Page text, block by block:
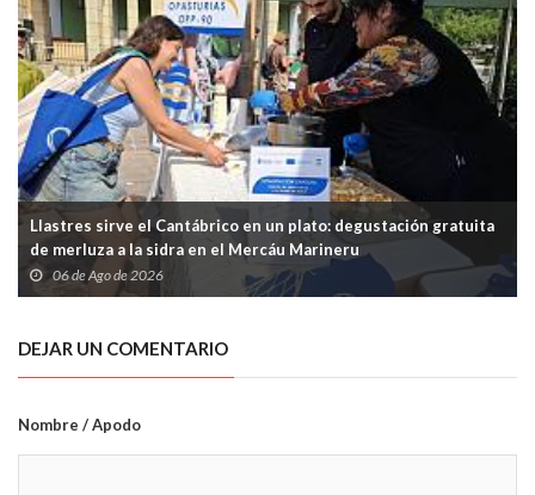
Llastres sirve el Cantábrico en un plato: degustación gratuita
de merluza a la sidra en el Mercáu Marineru
06 de Ago de 2026
DEJAR UN COMENTARIO
Nombre / Apodo